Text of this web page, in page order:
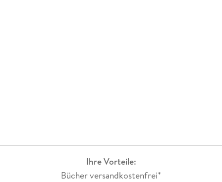
Ihre Vorteile:
Bücher versandkostenfrei*